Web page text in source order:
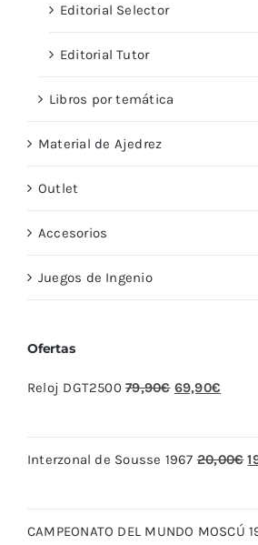
Editorial Selector
Editorial Tutor
Libros por temática
Material de Ajedrez
Outlet
Accesorios
Juegos de Ingenio
Ofertas
Reloj DGT2500 79,90€ El
era:
69,90€
es:
Interzonal de Sousse 1967 20,00€ El
CAMPEONATO DEL MUNDO MOSCÚ